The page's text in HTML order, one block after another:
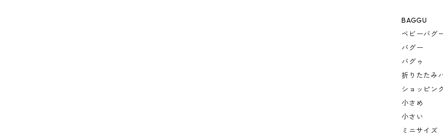
BAGGU
ベビーバグ
バグー
バグゥ
折りたたみ
ショッピン
小さめ
小さい
ミニサイズ